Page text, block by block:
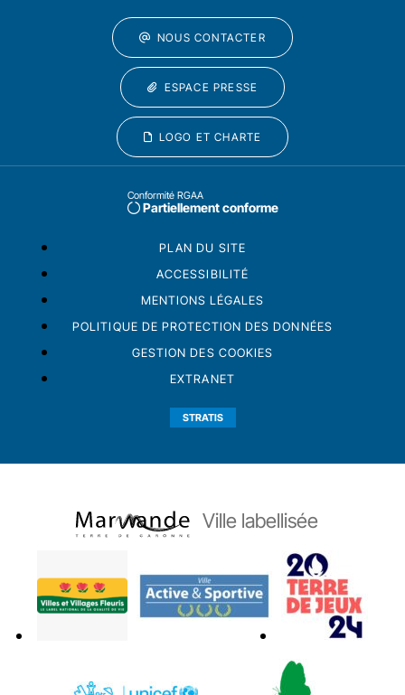
NOUS CONTACTER
ESPACE PRESSE
LOGO ET CHARTE
Conformité RGAA
Partiellement conforme
PLAN DU SITE
ACCESSIBILITÉ
MENTIONS LÉGALES
POLITIQUE DE PROTECTION DES DONNÉES
GESTION DES COOKIES
EXTRANET
STRATIS
Ville labellisée